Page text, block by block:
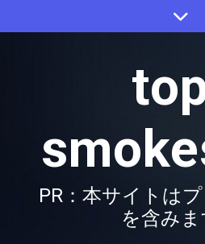
to
PR：本サイトは
を含みま